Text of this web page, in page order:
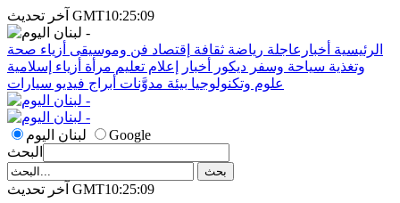
آخر تحديث GMT10:25:09
الرئيسية أخبارعاجلة رياضة ثقافة إقتصاد فن وموسيقى أزياء صحة
وتغذية سياحة وسفر ديكور أخبار إعلام تعليم مرأة أزياء إسلامية
علوم وتكنولوجيا بيئة مدوَّنات أبراج فيديو سيارات
لبنان اليوم
Google
البحث
آخر تحديث GMT10:25:09